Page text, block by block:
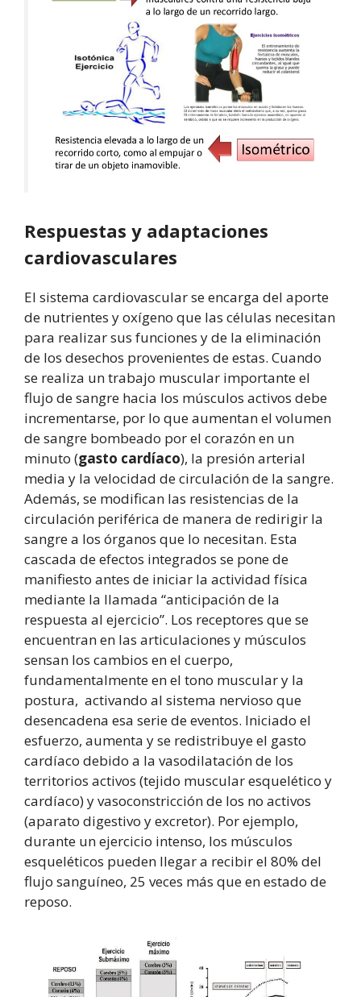
Respuestas y adaptaciones
cardiovasculares
El sistema cardiovascular se encarga del aporte
de nutrientes y oxígeno que las células necesitan
para realizar sus funciones y de la eliminación
de los desechos provenientes de estas. Cuando
se realiza un trabajo muscular importante el
flujo de sangre hacia los músculos activos debe
incrementarse, por lo que aumentan el volumen
de sangre bombeado por el corazón en un
minuto (gasto cardíaco), la presión arterial
media y la velocidad de circulación de la sangre.
Además, se modifican las resistencias de la
circulación periférica de manera de redirigir la
sangre a los órganos que lo necesitan. Esta
cascada de efectos integrados se pone de
manifiesto antes de iniciar la actividad física
mediante la llamada “anticipación de la
respuesta al ejercicio”. Los receptores que se
encuentran en las articulaciones y músculos
sensan los cambios en el cuerpo,
fundamentalmente en el tono muscular y la
postura, activando al sistema nervioso que
desencadena esa serie de eventos. Iniciado el
esfuerzo, aumenta y se redistribuye el gasto
cardíaco debido a la vasodilatación de los
territorios activos (tejido muscular esquelético y
cardíaco) y vasoconstricción de los no activos
(aparato digestivo y excretor). Por ejemplo,
durante un ejercicio intenso, los músculos
esqueléticos pueden llegar a recibir el 80% del
flujo sanguíneo, 25 veces más que en estado de
reposo.